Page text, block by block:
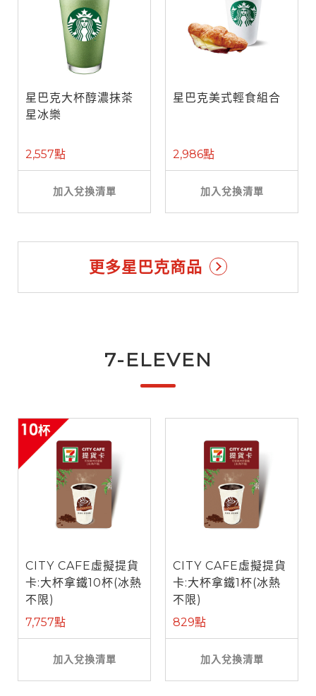
星巴克大杯醇濃抹茶
星冰樂
2,557點
加入兌換清單
星巴克美式輕食組合
2,986點
加入兌換清單
更多星巴克商品
7-ELEVEN
CITY CAFE虛擬提貨
卡:大杯拿鐵10杯(冰熱
不限)
7,757點
加入兌換清單
CITY CAFE虛擬提貨
卡:大杯拿鐵1杯(冰熱
不限)
829點
加入兌換清單